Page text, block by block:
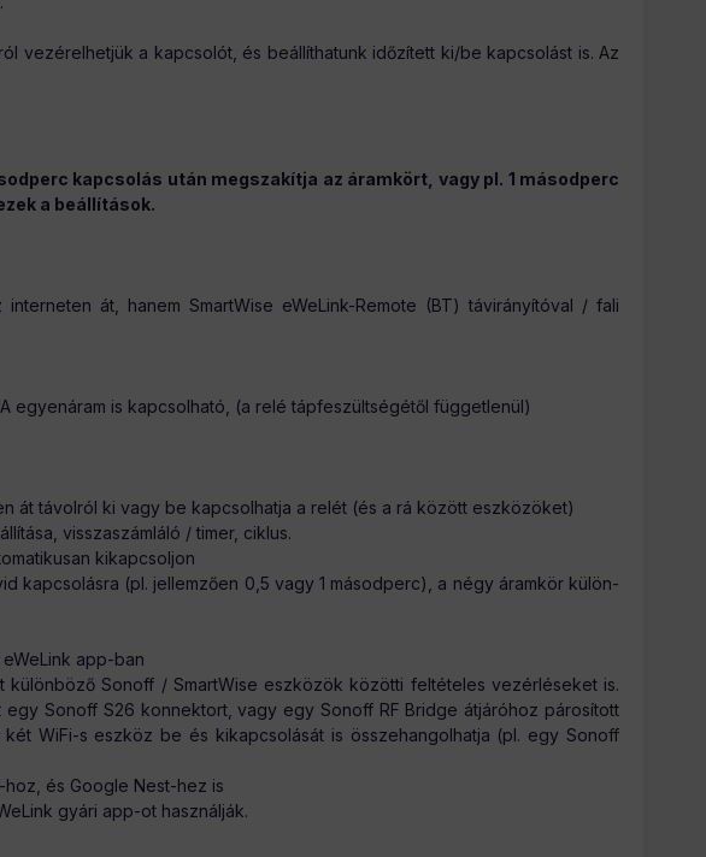
vezérelhetjük a kapcsolót, és beállíthatunk időzített ki/be kapcsolást is. Az
kapcsolás után megszakítja az áramkört, vagy pl. 1 másodperc
a beállítások.
át, hanem SmartWise eWeLink-Remote (BT) távirányítóval / fali
egyenáram is kapcsolható, (a relé tápfeszültségétől függetlenül)
át távolról ki vagy be kapcsolhatja a relét (és a rá között eszközöket)
visszaszámláló / timer, ciklus.
kikapcsoljon
kapcsolásra (pl. jellemzően 0,5 vagy 1 másodperc), a négy áramkör külön-
app-ban
Sonoff / SmartWise eszközök közötti feltételes vezérléseket is.
Sonoff S26 konnektort, vagy egy Sonoff RF Bridge átjáróhoz párosított
WiFi-s eszköz be és kikapcsolását is összehangolhatja (pl. egy Sonoff
és Google Nest-hez is
gyári app-ot használják.